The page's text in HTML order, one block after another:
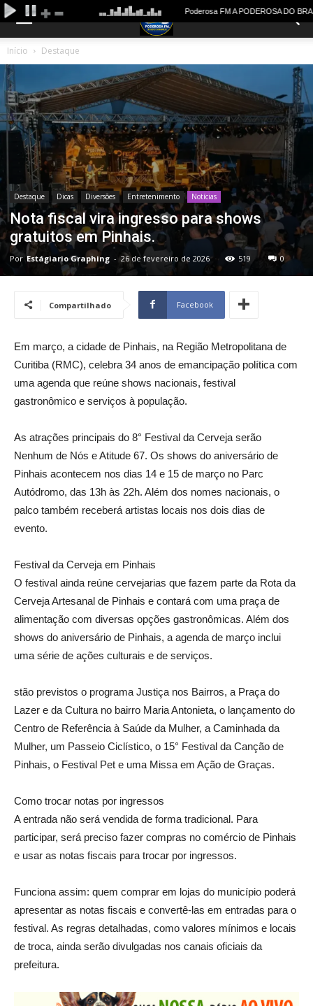
Início Destaque
Destaque Dicas Diversões Entretenimento Notícias
Nota fiscal vira ingresso para shows
gratuitos em Pinhais.
Por Estágiario Graphing - 26 de fevereiro de 2026 519 0
Compartilhado Facebook
Em março, a cidade de Pinhais, na Região Metropolitana de
Curitiba (RMC), celebra 34 anos de emancipação política com
uma agenda que reúne shows nacionais, festival
gastronômico e serviços à população.
As atrações principais do 8° Festival da Cerveja serão
Nenhum de Nós e Atitude 67. Os shows do aniversário de
Pinhais acontecem nos dias 14 e 15 de março no Parc
Autódromo, das 13h às 22h. Além dos nomes nacionais, o
palco também receberá artistas locais nos dois dias de
evento.
Festival da Cerveja em Pinhais
O festival ainda reúne cervejarias que fazem parte da Rota da
Cerveja Artesanal de Pinhais e contará com uma praça de
alimentação com diversas opções gastronômicas. Além dos
shows do aniversário de Pinhais, a agenda de março inclui
uma série de ações culturais e de serviços.
stão previstos o programa Justiça nos Bairros, a Praça do
Lazer e da Cultura no bairro Maria Antonieta, o lançamento do
Centro de Referência à Saúde da Mulher, a Caminhada da
Mulher, um Passeio Ciclístico, o 15° Festival da Canção de
Pinhais, o Festival Pet e uma Missa em Ação de Graças.
Como trocar notas por ingressos
A entrada não será vendida de forma tradicional. Para
participar, será preciso fazer compras no comércio de Pinhais
e usar as notas fiscais para trocar por ingressos.
Funciona assim: quem comprar em lojas do município poderá
apresentar as notas fiscais e convertê-las em entradas para o
festival. As regras detalhadas, como valores mínimos e locais
de troca, ainda serão divulgadas nos canais oficiais da
prefeitura.